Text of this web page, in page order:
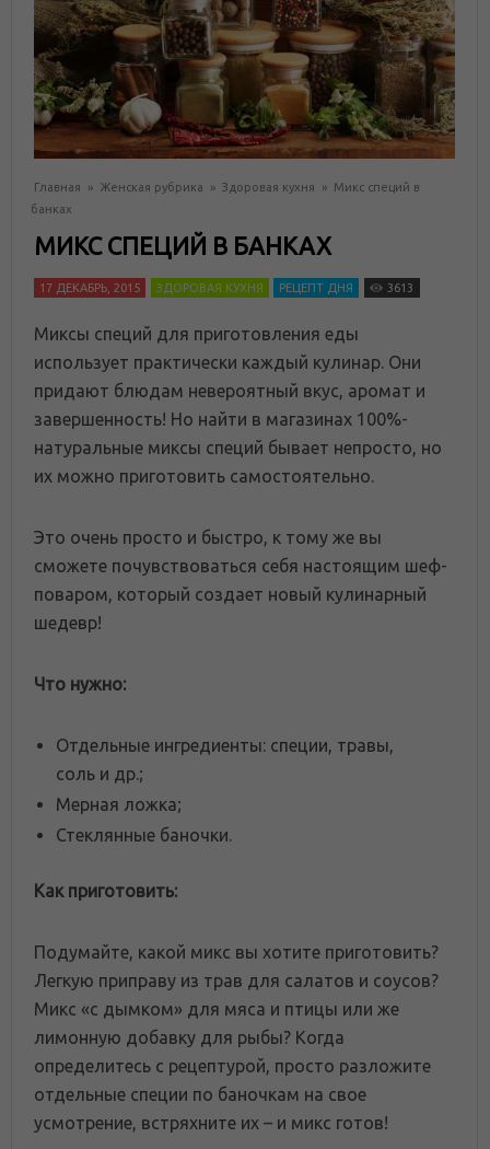
Главная » Женская рубрика » Здоровая кухня »
Микс специй в
банках
МИКС СПЕЦИЙ В БАНКАХ
17 ДЕКАБРЬ, 2015 ЗДОРОВАЯ КУХНЯ РЕЦЕПТ ДНЯ 3613
Миксы специй для приготовления еды
использует практически каждый кулинар. Они
придают блюдам невероятный вкус, аромат и
завершенность! Но найти в магазинах 100%-
натуральные миксы специй бывает непросто, но
их можно приготовить самостоятельно.
Это очень просто и быстро, к тому же вы
сможете почувствоваться себя настоящим шеф-
поваром, который создает новый кулинарный
шедевр!
Что нужно:
Отдельные ингредиенты: специи, травы,
соль и др.;
Мерная ложка;
Стеклянные баночки.
Как приготовить:
Подумайте, какой микс вы хотите приготовить?
Легкую приправу из трав для салатов и соусов?
Микс «с дымком» для мяса и птицы или же
лимонную добавку для рыбы? Когда
определитесь с рецептурой, просто разложите
отдельные специи по баночкам на свое
усмотрение, встряхните их – и микс готов!